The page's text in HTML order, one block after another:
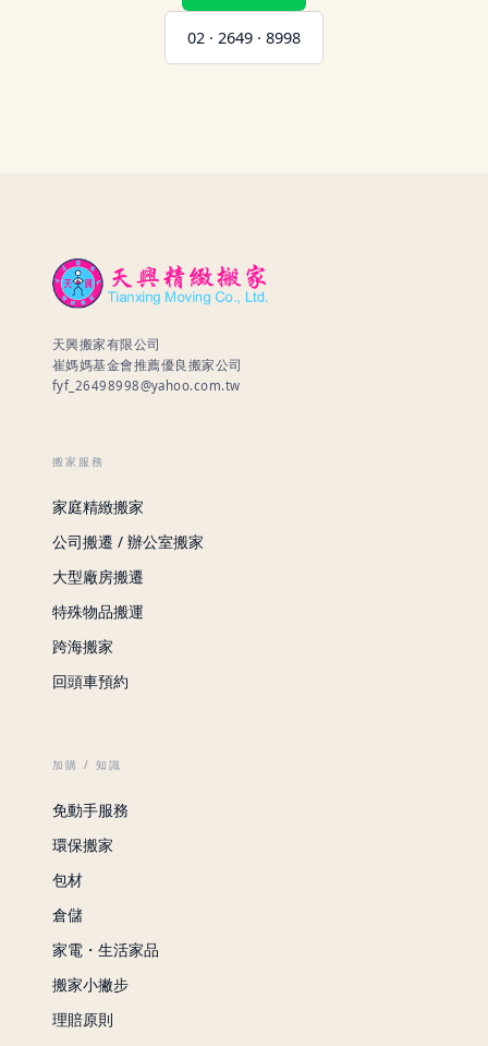
02 · 2649 · 8998
天興搬家有限公司
崔媽媽基金會推薦優良搬家公司
fyf_26498998@yahoo.com.tw
搬家服務
家庭精緻搬家
公司搬遷 / 辦公室搬家
大型廠房搬遷
特殊物品搬運
跨海搬家
回頭車預約
加購 / 知識
免動手服務
環保搬家
包材
倉儲
家電・生活家品
搬家小撇步
理賠原則